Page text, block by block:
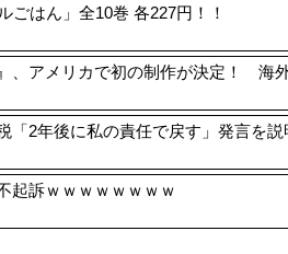
ごはん」全10巻 各227円！！
、アメリカで初の制作が決定！ 海
「2年後に私の責任で戻す」発言を説
起訴ｗｗｗｗｗｗｗｗ